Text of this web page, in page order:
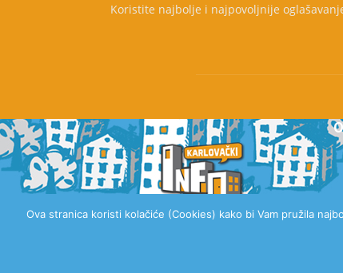
Koristite najbolje i najpovoljnije
Ova stranica koristi kolačiće (Cookies) kako bi Vam pružila